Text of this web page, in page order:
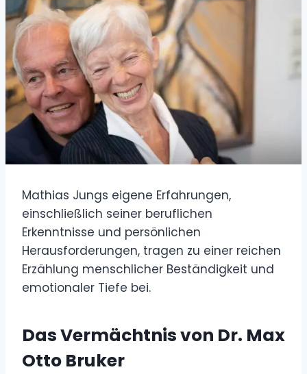
Mathias Jungs eigene Erfahrungen,
einschließlich seiner beruflichen
Erkenntnisse und persönlichen
Herausforderungen, tragen zu einer reichen
Erzählung menschlicher Beständigkeit und
emotionaler Tiefe bei.
Das Vermächtnis von Dr. Max
Otto Bruker